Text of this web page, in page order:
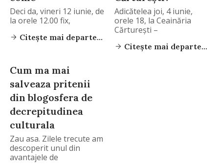
Deci da, vineri 12 iunie, de
la orele 12.00 fix,
Citește mai departe...
Adicătelea joi, 4 iunie,
orele 18, la Ceainăria
Cărtureşti –
Citește mai departe...
Cum ma mai
salveaza pritenii
din blogosfera de
decrepitudinea
culturala
Zau asa. Zilele trecute am
descoperit unul din
avantajele de